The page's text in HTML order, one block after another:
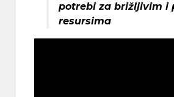
potrebi za brižljivim i
resursima